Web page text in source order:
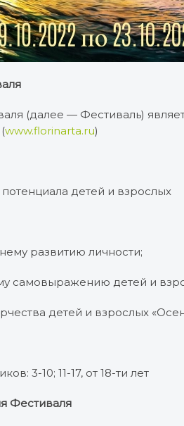
(далее — Фестиваль)
www.florinarta.ru)
детей и взрослых
развитию личности;
самовыражению детей и
детей и взрослых
3-10; 11-17, от 18-ти лет
Фестиваля